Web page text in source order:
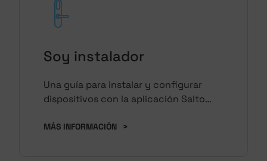
Soy instalador
Una guía para instalar y configurar
dispositivos con la aplicación Salto
mantenimiento.
MÁS INFORMACIÓN >